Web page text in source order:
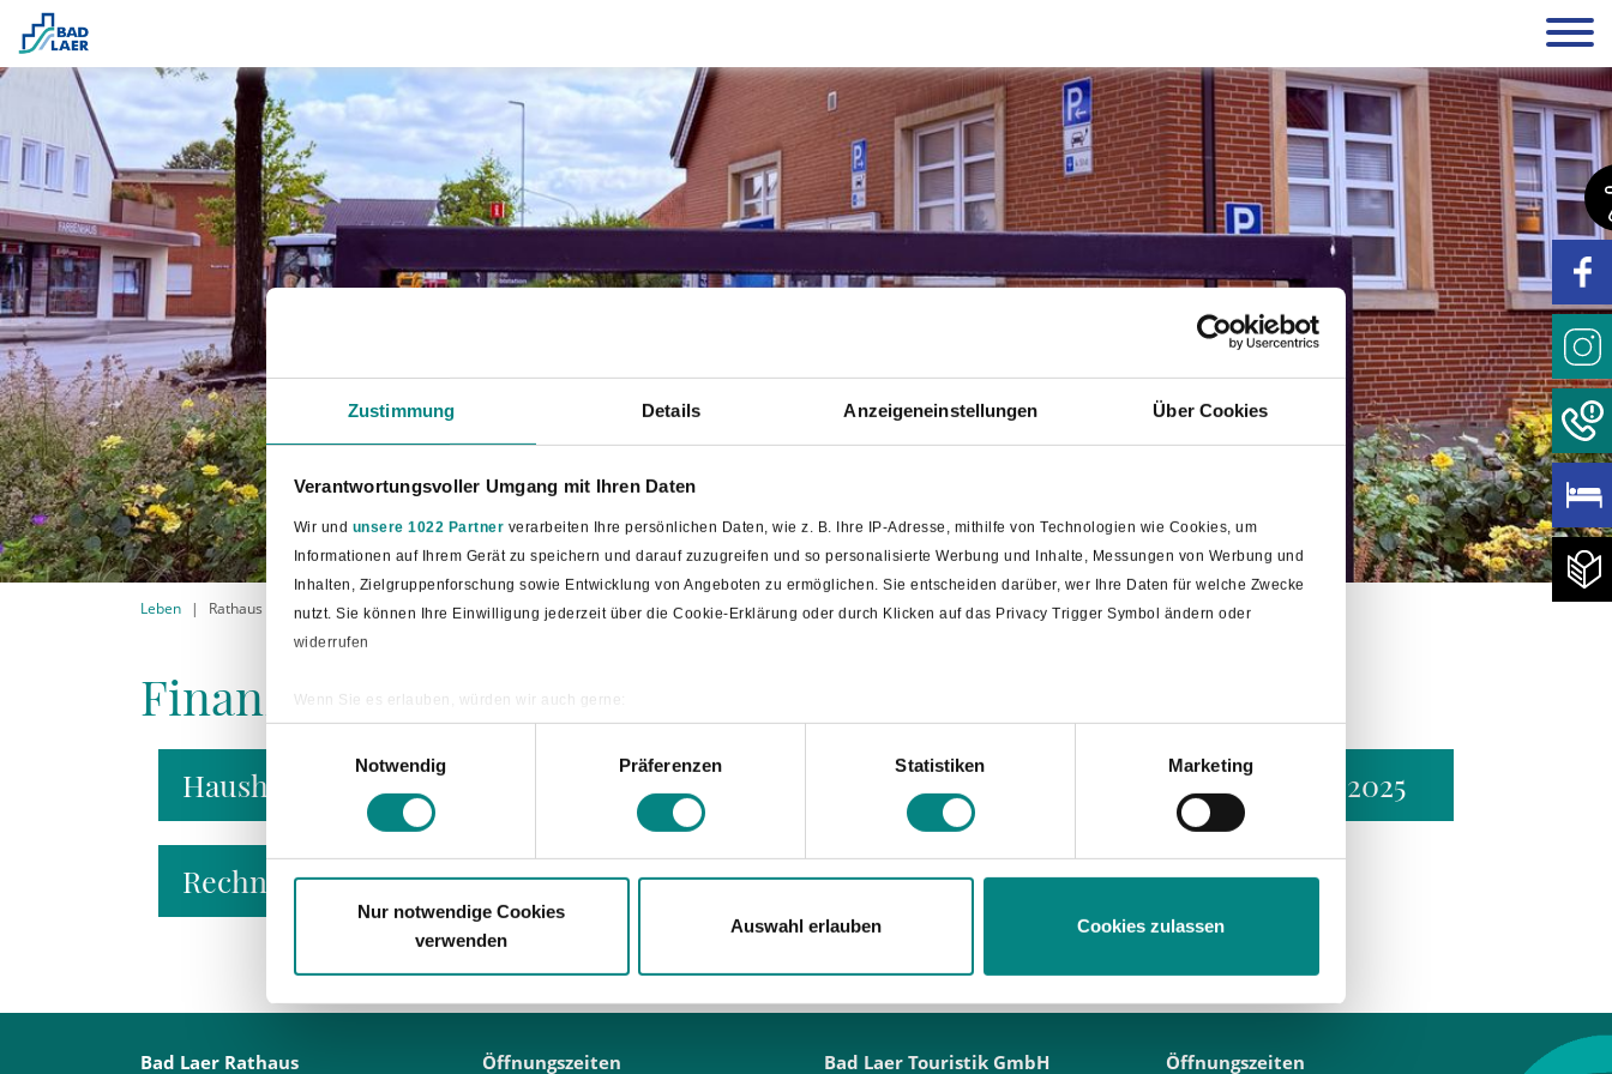
Zustimmung Details Anzeigeneinstellungen Über Cookies
Verantwortungsvoller Umgang mit Ihren Daten
Wir und unsere 1022 Partner verarbeiten Ihre persönlichen Daten, wie z. B. Ihre IP-Adresse, mithilfe von Technologien wie Cookies, um
Informationen auf Ihrem Gerät zu speichern und darauf zuzugreifen und so personalisierte Werbung und Inhalte, Messungen von Werbung und
Inhalten, Zielgruppenforschung sowie Entwicklung von Angeboten zu ermöglichen. Sie entscheiden darüber, wer Ihre Daten für welche Zwecke
nutzt. Sie können Ihre Einwilligung jederzeit über die Cookie-Erklärung oder durch Klicken auf das Privacy Trigger Symbol ändern oder
widerrufen
Wenn Sie es erlauben, würden wir auch gerne:
Ihr Gerät durch aktives Scannen nach bestimmten Merkmalen (Fingerprinting) identifizieren
Erfahren Sie mehr darüber, wie Ihre persönlichen Daten verarbeitet werden, und legen Sie Ihre Präferenzen im
Abschnitt Einzelheiten
Notwendig
Präferenzen Statistiken Marketing
Nur notwendige Cookies
verwenden
Auswahl erlauben Cookies zulassen
Leben Rathaus Finanzen
Finanzen
Haushaltsdaten
Rechnungsstellung
Gemeindekasse
Steuern & Gebühren
Grundsteuerreform 2025
Bad Laer Rathaus Öffnungszeiten Bad Laer Touristik GmbH Öffnungszeiten